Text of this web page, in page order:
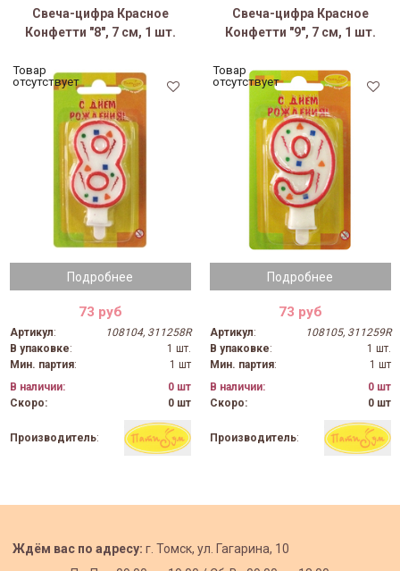
Свеча-цифра Красное
Конфетти "8", 7 см, 1 шт.
Подробнее
Товар
отсутствует
73 руб
Артикул:
108104, 311258R
В упаковке:
1 шт.
Мин. партия:
1 шт
В наличии:
0 шт
Скоро:
0 шт
Производитель:
Свеча-цифра Красное
Конфетти "9", 7 см, 1 шт.
Подробнее
Товар
отсутствует
73 руб
Артикул:
108105, 311259R
В упаковке:
1 шт.
Мин. партия:
1 шт
В наличии:
0 шт
Скоро:
0 шт
Производитель:
Ждём вас по адресу: г. Томск, ул. Гагарина, 10